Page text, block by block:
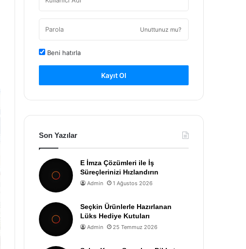
Unuttunuz mu?
Beni hatırla
Kayıt Ol
Son Yazılar
E İmza Çözümleri ile İş
Süreçlerinizi Hızlandırın
Admin 1 Ağustos 2026
Seçkin Ürünlerle Hazırlanan
Lüks Hediye Kutuları
Admin 25 Temmuz 2026